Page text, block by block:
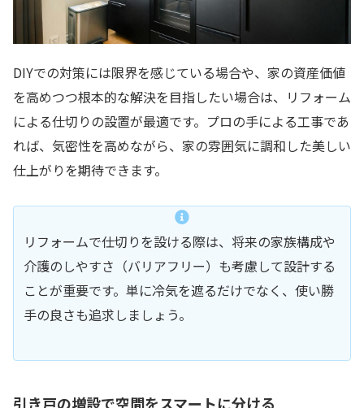
DIYでの対策には限界を感じている場合や、家の資産価値
を高めつつ根本的な解決を目指したい場合は、リフォーム
による仕切りの設置が最適です。プロの手による工事であ
れば、気密性を高めながら、家の雰囲気に調和した美しい
仕上がりを期待できます。
リフォームで仕切りを設ける際は、将来の家族構成や
介護のしやすさ（バリアフリー）も考慮して設計する
ことが重要です。単に冷気を遮るだけでなく、使い勝
手の良さも追求しましょう。
引き戸の増設で空間をスマートに分ける